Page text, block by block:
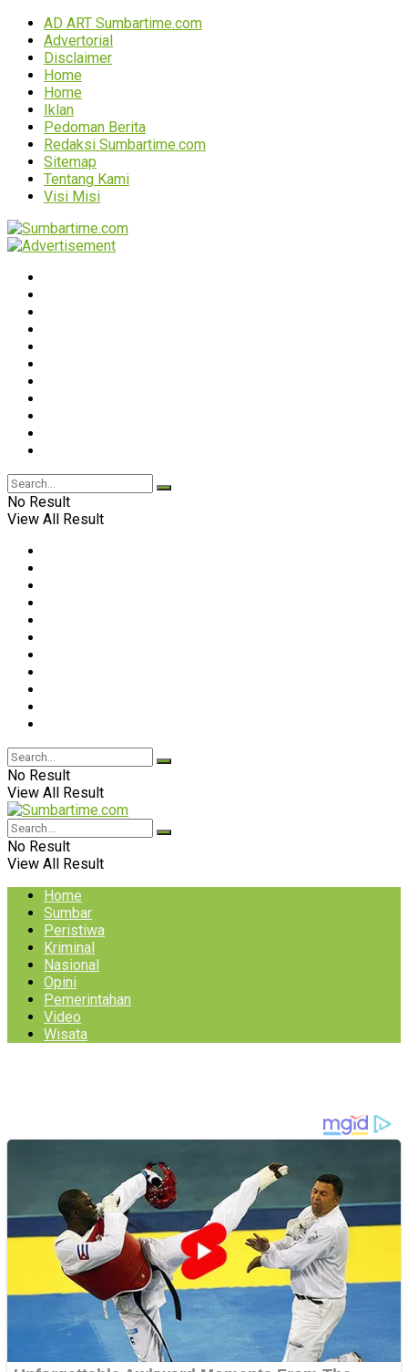
AD ART Sumbartime.com
Advertorial
Disclaimer
Home
Home
Iklan
Pedoman Berita
Redaksi Sumbartime.com
Sitemap
Tentang Kami
Visi Misi
No Result
View All Result
No Result
View All Result
No Result
View All Result
Home
Sumbar
Peristiwa
Kriminal
Nasional
Opini
Pemerintahan
Video
Wisata